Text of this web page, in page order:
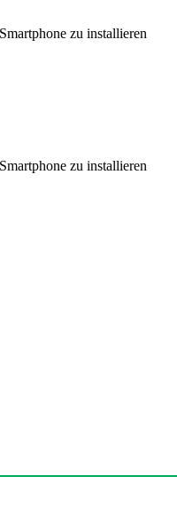
zu installieren
zu installieren